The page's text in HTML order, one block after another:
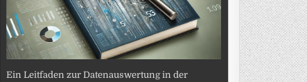
Ein Leitfaden zur Datenauswertung in der